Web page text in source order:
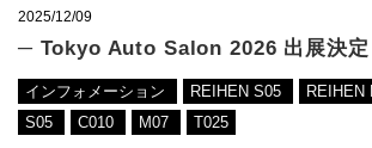
2025/12/09
─ Tokyo Auto Salon 2026 出展決
インフォメーション REIHEN S05 REIHEN
S05
C010 M07 T025